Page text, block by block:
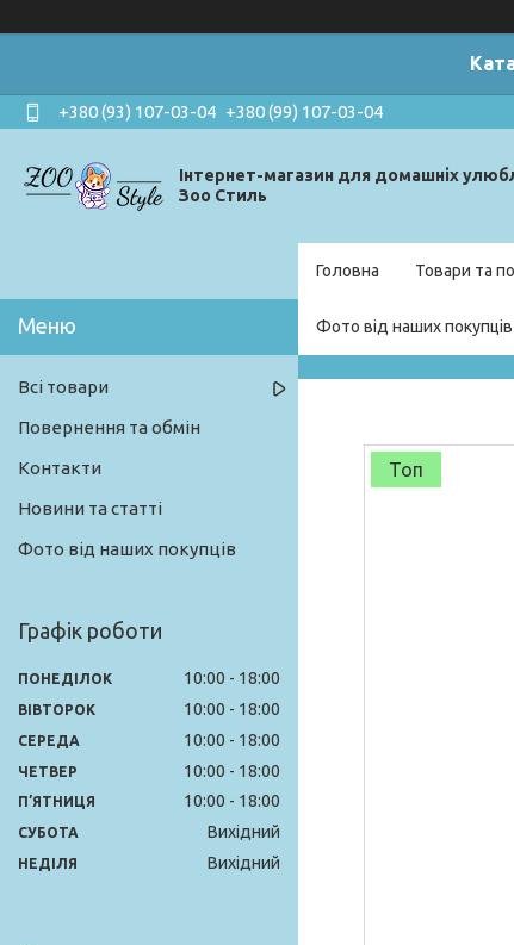
+380 (93) 107-03-04 +380 (99) 107-03-04
Інтернет-магазин для домашніх
Зоо Стиль
Головна Товари та
Фото від наших покупців
Топ
Всі товари
Повернення та обмін
Контакти
Новини та статті
Фото від наших покупців
Графік роботи
ПОНЕДІЛОК 10:00 18:00
ВІВТОРОК 10:00 18:00
СЕРЕДА 10:00 18:00
ЧЕТВЕР 10:00 18:00
ПʼЯТНИЦЯ 10:00 18:00
СУБОТА Вихідний
НЕДІЛЯ Вихідний